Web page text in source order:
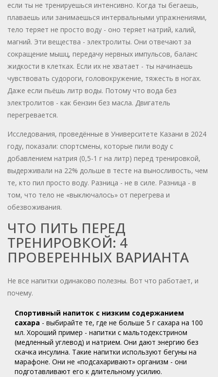
если ты не тренируешься интенсивно. Когда ты бегаешь,
плаваешь или занимаешься интервальными упражнениями,
тело теряет не просто воду - оно теряет натрий, калий,
магний. Эти вещества - электролиты. Они отвечают за
сокращение мышц, передачу нервных импульсов, баланс
жидкости в клетках. Если их не хватает - ты начинаешь
чувствовать судороги, головокружение, тяжесть в ногах.
Даже если пьёшь литр воды. Потому что вода без
электролитов - как бензин без масла. Двигатель
перегревается.
Исследования, проведённые в Университете Казани в 2024
году, показали: спортсмены, которые пили воду с
добавлением натрия (0,5-1 г на литр) перед тренировкой,
выдерживали на 22% дольше в тесте на выносливость, чем
те, кто пил просто воду. Разница - не в силе. Разница - в
том, что тело не «выключалось» от перегрева и
обезвоживания.
ЧТО ПИТЬ ПЕРЕД
ТРЕНИРОВКОЙ: 4
ПРОВЕРЕННЫХ ВАРИАНТА
Не все напитки одинаково полезны. Вот что работает, и
почему.
Спортивный напиток с низким содержанием
сахара - выбирайте те, где не больше 5 г сахара на 100
мл. Хороший пример - напитки с мальтодекстрином
(медленный углевод) и натрием. Они дают энергию без
скачка инсулина. Такие напитки используют бегуны на
марафоне. Они не «подсахаривают» организм - они
подготавливают его к длительному усилию.